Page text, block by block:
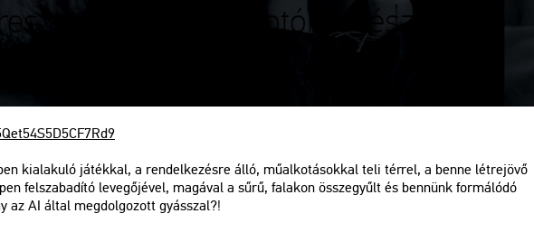
| III. Fotóművészeti
kiállításon
ki­ala­ku­ló já­ték­kal, a ren­del­ke­zés­re álló, mű­al­ko­tá­sok­kal teli tér­rel, a benne lét­re­jö­vő
fel­sza­ba­dí­tó le­ve­gő­jé­vel, ma­gá­val a sűrű, fa­la­kon össze­gyűlt és ben­nünk for­má­ló­dó
az AI által meg­dol­go­zott gyásszal?!